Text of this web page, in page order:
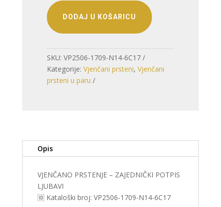
ZAJEDNIČKI
POTPIS
LJUBAVI
DODAJ U KOŠARICU
SKU: VP2506-1709-N14-6C17
Kategorije: Vjenčani prsteni, Vjenčani
prsteni u paru
Opis
VJENČANO PRSTENJE – ZAJEDNIČKI POTPIS
LJUBAVI
🆔 Kataloški broj: VP2506-1709-N14-6C17